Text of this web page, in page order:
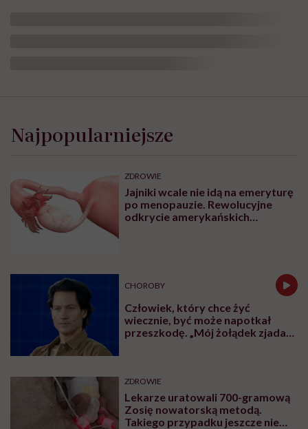
Najpopularniejsze
ZDROWIE
Jajniki wcale nie idą na emeryturę
po menopauzie. Rewolucyjne
odkrycie amerykańskich
CHOROBY
Człowiek, który chce żyć
wiecznie, być może napotkał
przeszkodę. „Mój żołądek zjada
ZDROWIE
Lekarze uratowali 700-gramową
Zosię nowatorską metodą.
Takiego przypadku jeszcze nie